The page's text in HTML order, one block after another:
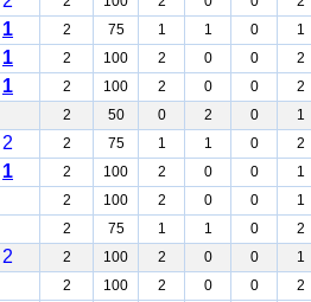
1 2 75 1 1 0
1
1 2 100 2 0 0
2
1 2 100 2 0 0
2
2 50 0 2 0
1
2 2 75 1 1 0
2
1 2 100 2 0 0
1
2 100 2 0 0
1
2 75 1 1 0
2
2 2 100 2 0 0
1
2 100 2 0 0
2